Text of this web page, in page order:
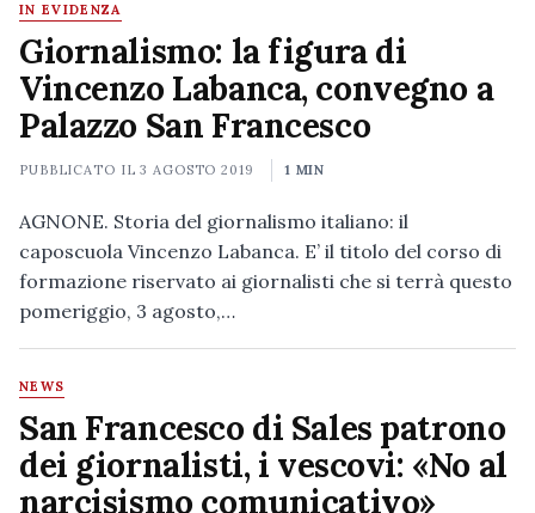
IN EVIDENZA
Giornalismo: la figura di
Vincenzo Labanca, convegno a
Palazzo San Francesco
PUBBLICATO IL3 AGOSTO 2019 1 MIN
AGNONE. Storia del giornalismo italiano: il
caposcuola Vincenzo Labanca. E’ il titolo del corso di
formazione riservato ai giornalisti che si terrà questo
pomeriggio, 3 agosto,…
NEWS
San Francesco di Sales patrono
dei giornalisti, i vescovi: «No al
narcisismo comunicativo»